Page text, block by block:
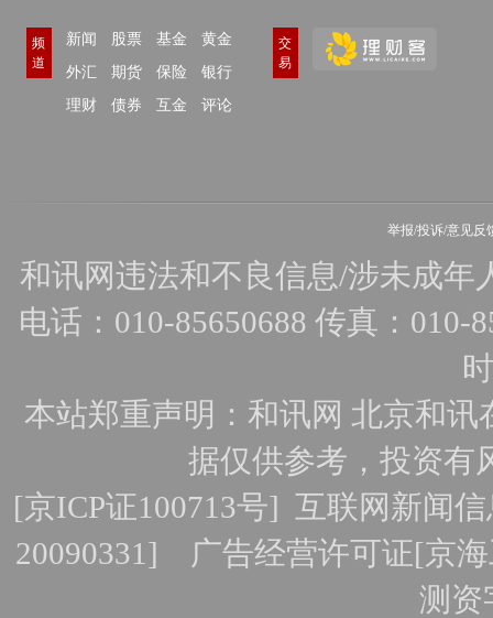
频
道
新闻 股票 基金
黄金
外汇
期货 保险
银行
理财
债券 互金 评论
交
易
举报/投诉/意见反
和讯网违法和不良信息/涉未成年
电话：010-85650688 传真：010-
本站郑重声明：和讯网 北京和
据仅供参考，投资有
[京ICP证100713号]互联网新闻
20090331] 广告经营许可证[京
测资